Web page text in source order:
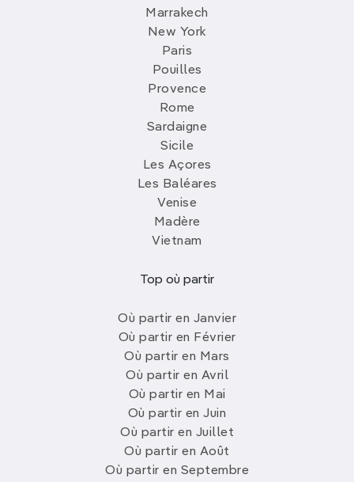
Marrakech
New York
Paris
Pouilles
Provence
Rome
Sardaigne
Sicile
Les Açores
Les Baléares
Venise
Madère
Vietnam
Top où partir
Où partir en Janvier
Où partir en Février
Où partir en Mars
Où partir en Avril
Où partir en Mai
Où partir en Juin
Où partir en Juillet
Où partir en Août
Où partir en Septembre